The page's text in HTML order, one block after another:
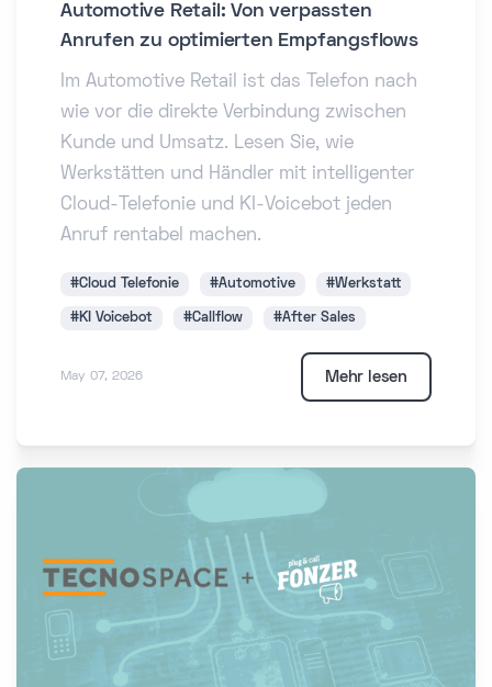
Automotive Retail: Von verpassten
Anrufen zu optimierten Empfangsflows
Im Automotive Retail ist das Telefon nach
wie vor die direkte Verbindung zwischen
Kunde und Umsatz. Lesen Sie, wie
Werkstätten und Händler mit intelligenter
Cloud-Telefonie und KI-Voicebot jeden
Anruf rentabel machen.
#Cloud Telefonie #Automotive #Werkstatt
#KI Voicebot #Callflow #After Sales
May 07, 2026 Mehr lesen